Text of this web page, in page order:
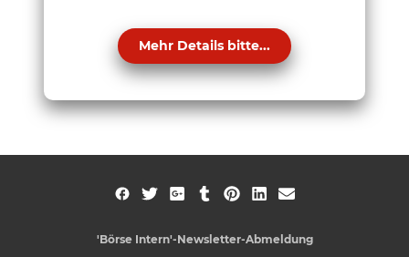
Mehr Details bitte...
'Börse Intern'-Newsletter-Abmeldung